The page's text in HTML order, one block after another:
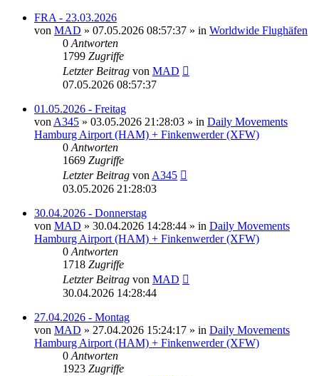
FRA - 23.03.2026
von MAD » 07.05.2026 08:57:37 » in Worldwide Flughäfen
0 Antworten
1799 Zugriffe
Letzter Beitrag von MAD
07.05.2026 08:57:37
01.05.2026 - Freitag
von A345 » 03.05.2026 21:28:03 » in Daily Movements
Hamburg Airport (HAM) + Finkenwerder (XFW)
0 Antworten
1669 Zugriffe
Letzter Beitrag von A345
03.05.2026 21:28:03
30.04.2026 - Donnerstag
von MAD » 30.04.2026 14:28:44 » in Daily Movements
Hamburg Airport (HAM) + Finkenwerder (XFW)
0 Antworten
1718 Zugriffe
Letzter Beitrag von MAD
30.04.2026 14:28:44
27.04.2026 - Montag
von MAD » 27.04.2026 15:24:17 » in Daily Movements
Hamburg Airport (HAM) + Finkenwerder (XFW)
0 Antworten
1923 Zugriffe